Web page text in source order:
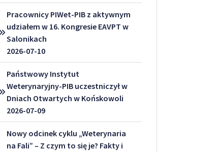
Pracownicy PIWet-PIB z aktywnym
udziałem w 16. Kongresie EAVPT w
Salonikach
2026-07-10
Państwowy Instytut
Weterynaryjny-PIB uczestniczył w
Dniach Otwartych w Końskowoli
2026-07-09
Nowy odcinek cyklu „Weterynaria
na Fali” – Z czym to się je? Fakty i